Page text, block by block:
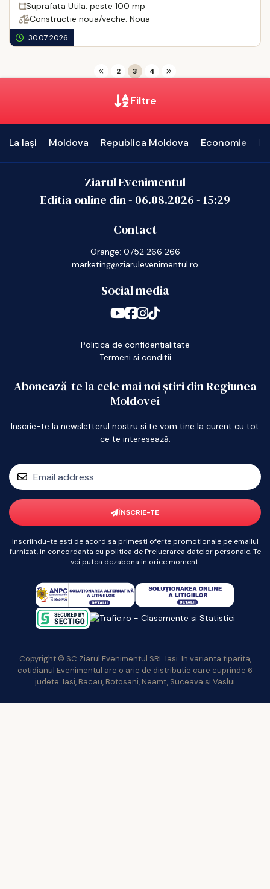
30.07.2026
Suprafata Utila: peste 100 mp
Constructie noua/veche: Noua
2 3 4
Filtre
La Iași Moldova Republica Moldova Economie
Ziarul Evenimentul
Editia online din - 06.08.2026-15:29
Contact
Orange: 0752 266 266
marketing@ziarulevenimentul.ro
Social media
Politica de confidențialitate
Termeni si conditii
Abonează-te la cele mai noi știri din Regiunea
Moldovei
Inscrie-te la newsletterul nostru si te vom tine la curent cu tot
ce te interesează.
ÎNSCRIE-TE
Inscriindu-te esti de acord sa primesti oferte promotionale pe emailul
furnizat, in concordanta cu politica de Prelucrarea datelor personale. Te
vei putea dezabona in orice moment.
Copyright © SC Ziarul Evenimentul SRL Iasi. In varianta tiparita,
cotidianul Evenimentul are o arie de distributie care cuprinde 6
judete: Iasi, Bacau, Botosani, Neamt, Suceava si Vaslui